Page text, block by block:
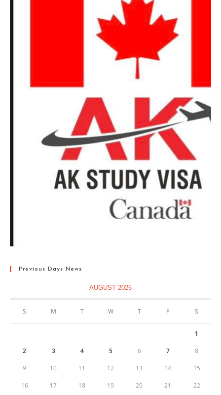
Previous Days News
AUGUST 2026
S M T W T F S
1
2 3 4 5 6 7 8
9 10 11 12 13 14 15
16 17 18 19 20 21 22